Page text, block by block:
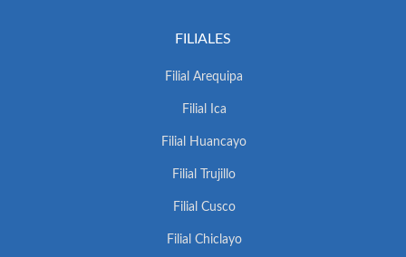
FILIALES
Filial Arequipa
Filial Ica
Filial Huancayo
Filial Trujillo
Filial Cusco
Filial Chiclayo